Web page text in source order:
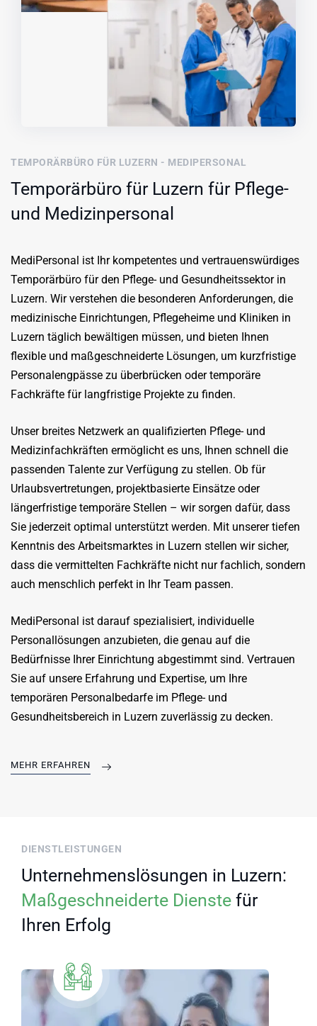
TEMPORÄRBÜRO FÜR LUZERN - MEDIPERSONAL
Temporärbüro für Luzern für Pflege-
und Medizinpersonal
MediPersonal ist Ihr kompetentes und vertrauenswürdiges
Temporärbüro für den Pflege- und Gesundheitssektor in
Luzern. Wir verstehen die besonderen Anforderungen, die
medizinische Einrichtungen, Pflegeheime und Kliniken in
Luzern täglich bewältigen müssen, und bieten Ihnen
flexible und maßgeschneiderte Lösungen, um kurzfristige
Personalengpässe zu überbrücken oder temporäre
Fachkräfte für langfristige Projekte zu finden.
Unser breites Netzwerk an qualifizierten Pflege- und
Medizinfachkräften ermöglicht es uns, Ihnen schnell die
passenden Talente zur Verfügung zu stellen. Ob für
Urlaubsvertretungen, projektbasierte Einsätze oder
längerfristige temporäre Stellen – wir sorgen dafür, dass
Sie jederzeit optimal unterstützt werden. Mit unserer tiefen
Kenntnis des Arbeitsmarktes in Luzern stellen wir sicher,
dass die vermittelten Fachkräfte nicht nur fachlich, sondern
auch menschlich perfekt in Ihr Team passen.
MediPersonal ist darauf spezialisiert, individuelle
Personallösungen anzubieten, die genau auf die
Bedürfnisse Ihrer Einrichtung abgestimmt sind. Vertrauen
Sie auf unsere Erfahrung und Expertise, um Ihre
temporären Personalbedarfe im Pflege- und
Gesundheitsbereich in Luzern zuverlässig zu decken.
MEHR ERFAHREN
DIENSTLEISTUNGEN
Unternehmenslösungen in Luzern:
Maßgeschneiderte Dienste für
Ihren Erfolg